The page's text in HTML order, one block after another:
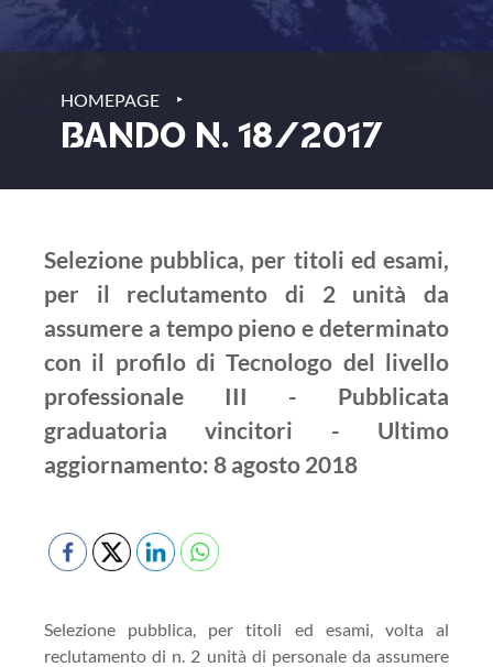
HOMEPAGE ‣
BANDO N. 18/2017
Selezione pubblica, per titoli ed esami,
per il reclutamento di 2 unità da
assumere a tempo pieno e determinato
con il profilo di Tecnologo del livello
professionale III - Pubblicata
graduatoria vincitori - Ultimo
aggiornamento: 8 agosto 2018
Selezione pubblica, per titoli ed esami, volta al
reclutamento di n. 2 unità di personale da assumere